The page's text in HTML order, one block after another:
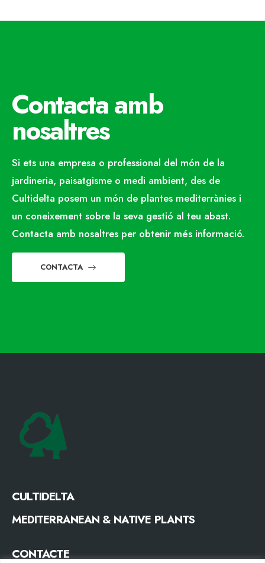
Contacta amb
nosaltres
Si ets una empresa o professional del món de la
jardineria, paisatgisme o medi ambient, des de
Cultidelta posem un món de plantes mediterrànies i
un coneixement sobre la seva gestió al teu abast.
Contacta amb nosaltres per obtenir més informació.
CONTACTA
CULTIDELTA
MEDITERRANEAN & NATIVE PLANTS
CONTACTE